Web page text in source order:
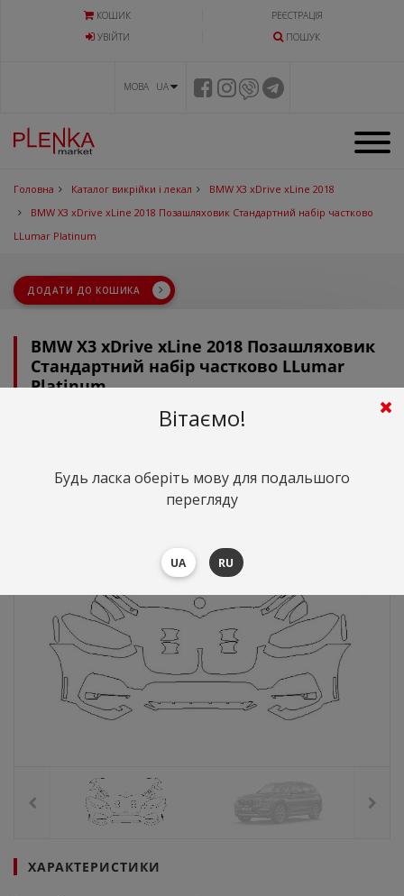
КОШИК
РЕЄСТРАЦІЯ
УВIЙТИ
ПОШУК
МОВА UA
Головна Каталог викрійки і лекал
BMW X3 xDrive xLine 2018
BMW X3 xDrive xLine 2018 Позашляховик Стандартний набір частково
LLumar Platinum
ДОДАТИ ДО КОШИКА
BMW X3 xDrive xLine 2018 Позашляховик
Стандартний набір частково LLumar
Platinum
ХАРАКТЕРИСТИКИ
Вітаємо!
Будь ласка оберіть мову для подальшого
перегляду
UA RU